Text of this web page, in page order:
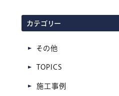
ア
ー
カ
イ
カテゴリー
その他
TOPICS
施工事例